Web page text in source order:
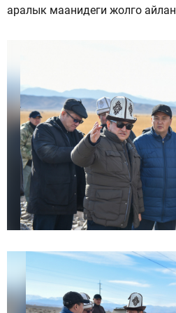
аралык маанидеги жолго